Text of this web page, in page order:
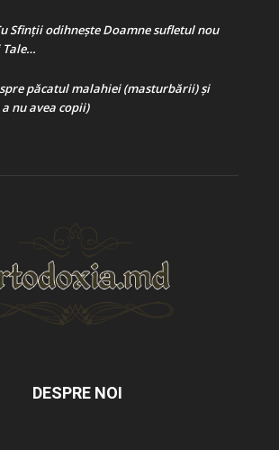
Sfinții odihnește Doamne sufletul nou
păcatul malahiei (masturbării) şi
nu avea copii)
DESPRE NOI